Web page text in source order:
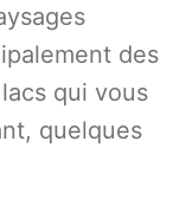
des
qui vous
quelques